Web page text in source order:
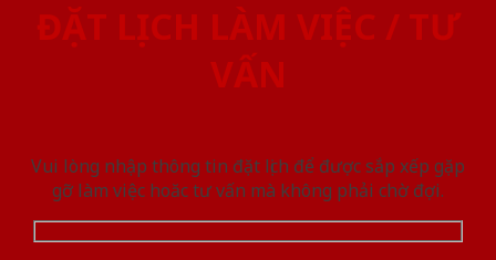
ĐẶT LỊCH LÀM VIỆC / TƯ
VẤN
Vui lòng nhập thông tin đặt lịch để được sắp xếp gặp
gỡ làm việc hoăc tư vấn mà không phải chờ đợi.